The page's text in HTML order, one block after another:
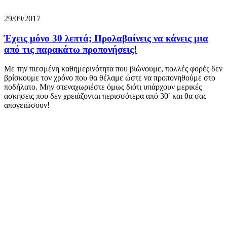
29/09/2017
Έχεις μόνο 30 λεπτά; Προλαβαίνεις να κάνεις μια
από τις παρακάτω προπονήσεις!
Με την πιεσμένη καθημερινότητα που βιώνουμε, πολλές φορές δεν
βρίσκουμε τον χρόνο που θα θέλαμε ώστε να προπονηθούμε στο
ποδήλατο. Μην στεναχωριέστε όμως διότι υπάρχουν μερικές
ασκήσεις που δεν χρειάζονται περισσότερα από 30′ και θα σας
απογειώσουν!